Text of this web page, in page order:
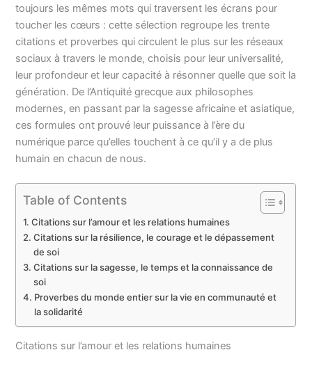
toujours les mêmes mots qui traversent les écrans pour
toucher les cœurs : cette sélection regroupe les trente
citations et proverbes qui circulent le plus sur les réseaux
sociaux à travers le monde, choisis pour leur universalité,
leur profondeur et leur capacité à résonner quelle que soit la
génération. De l’Antiquité grecque aux philosophes
modernes, en passant par la sagesse africaine et asiatique,
ces formules ont prouvé leur puissance à l’ère du
numérique parce qu’elles touchent à ce qu’il y a de plus
humain en chacun de nous.
Table of Contents
Citations sur l’amour et les relations humaines
Citations sur la résilience, le courage et le dépassement
de soi
Citations sur la sagesse, le temps et la connaissance de
soi
Proverbes du monde entier sur la vie en communauté et
la solidarité
Citations sur l’amour et les relations humaines